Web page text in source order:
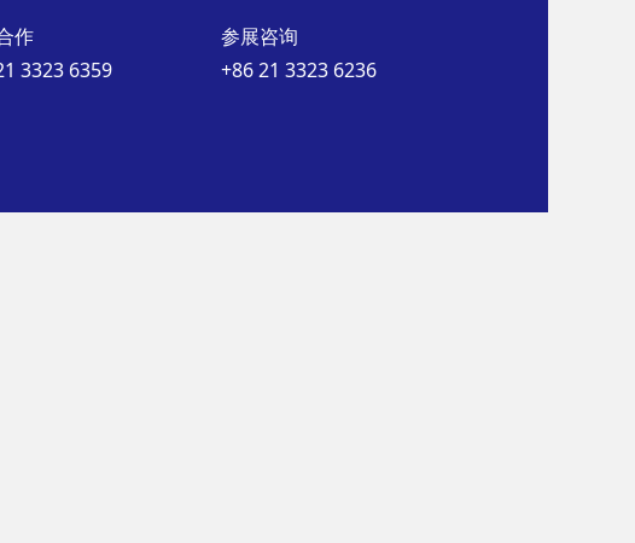
作
3323 6359
参展咨询
+86 21 3323 6236